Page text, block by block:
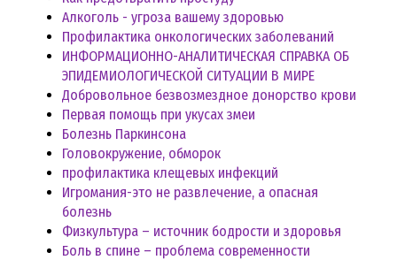
Алкоголь - угроза вашему здоровью
Профилактика онкологических заболеваний
ИНФОРМАЦИОННО-АНАЛИТИЧЕСКАЯ СПРАВКА ОБ
ЭПИДЕМИОЛОГИЧЕСКОЙ СИТУАЦИИ В МИРЕ
Добровольное безвозмездное донорство крови
Первая помощь при укусах змеи
Болезнь Паркинсона
Головокружение, обморок
профилактика клещевых инфекций
Игромания-это не развлечение, а опасная
болезнь
Физкультура – источник бодрости и здоровья
Боль в спине – проблема современности